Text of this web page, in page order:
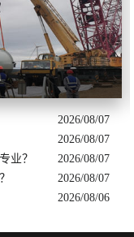
2026/08/07
2026/08/07
2026/08/07
业？
2026/08/07
2026/08/06